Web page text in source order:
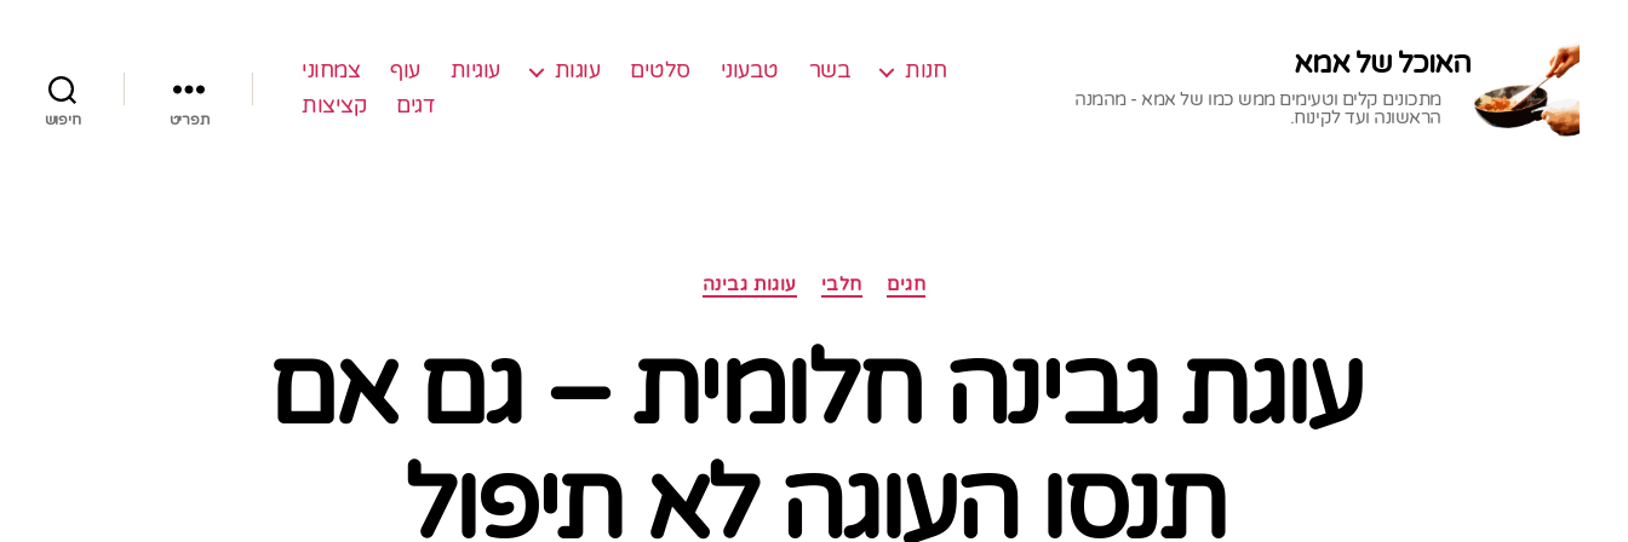
האוכל של אמא
מתכונים קלים וטעימים ממש כמו של אמא - מהמנה
הראשונה ועד לקינוח.
חנות בשר טבעוני סלטים עוגות עוגיות עוף
צמחוני
דגים
קציצות
תפריט חיפוש
קטגוריות חגים חלבי עוגות גבינה
עוגת גבינה חלומית – גם אם
תנסו העוגה לא תיפול